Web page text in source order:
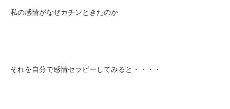
私の感情がなぜカチンときたのか
それを自分で感情セラピーしてみると・・・・